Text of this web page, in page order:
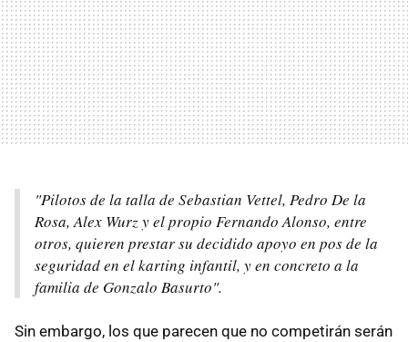
"Pilotos de la talla de Sebastian Vettel, Pedro De la
Rosa, Alex Wurz y el propio Fernando Alonso, entre
otros, quieren prestar su decidido apoyo en pos de la
seguridad en el karting infantil, y en concreto a la
familia de Gonzalo Basurto".
Sin embargo, los que parecen que no competirán serán